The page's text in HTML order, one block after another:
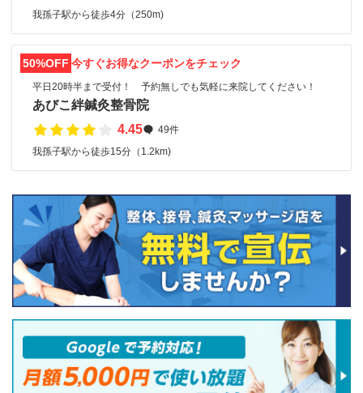
我孫子駅から徒歩4分（250m)
50%OFF 今すぐお得なクーポンをチェック
平日20時半まで受付！ 予約無しでも気軽に来院してください！
あびこ絆鍼灸整骨院
4.45
49件
我孫子駅から徒歩15分（1.2km)